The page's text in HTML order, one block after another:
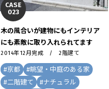
CASE
023
木の風合いが建物にもインテリア
にも素敵に取り入れられてます
2014年12月完成 / 2階建て
#京都 #眺望・中庭のある家
#二階建て #ナチュラル